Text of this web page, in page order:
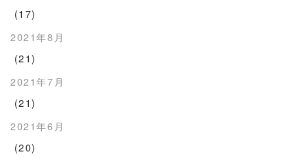
(17)
2021年8月
(21)
2021年7月
(21)
2021年6月
(20)